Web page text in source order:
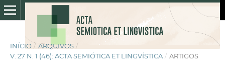
INÍCIO / ARQUIVOS /
V. 27 N. 1 (46): ACTA SEMIÓTICA ET LINGVÍSTICA / ARTIGOS